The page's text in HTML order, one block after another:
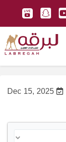
Dec 15, 2025